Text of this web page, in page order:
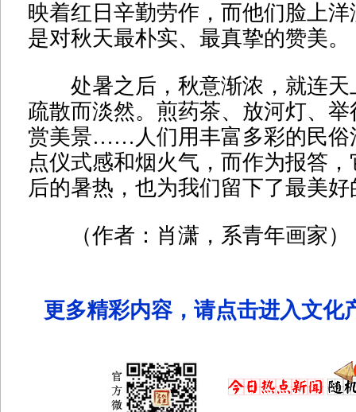
映着红日辛勤劳作，而他们脸上
是对秋天最朴实、最真挚的赞美。
处暑之后，秋意渐浓，就连天
疏散而淡然。煎药茶、放河灯、
赏美景……人们用丰富多彩的民俗
点仪式感和烟火气，而作为报答
后的暑热，也为我们留下了最美
（作者：肖潇，系青年画家）
更多精彩内容，请点击进入文化